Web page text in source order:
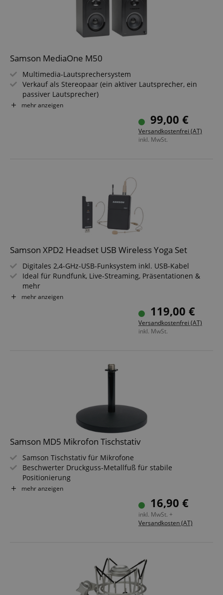
Samson MediaOne M50
Multimedia-Lautsprechersystem
Verkauf als Stereopaar (ein aktiver Lautsprecher, ein
passiver Lautsprecher)
Ideal in Heimstudios für Musikwiedergabe, Produktion,
5,25"-Polypropylen-Tieftöner mit Butylsicke
mehr anzeigen
99,00 €
Versandkostenfrei (AT)
inkl. MwSt.
Samson XPD2 Headset USB Wireless Yoga Set
Digitales 2,4-GHz-USB-Funksystem inkl. USB-Kabel
Ideal für Rundfunk, Live-Streaming, Präsentationen &
mehr
Plug-and-Play-Betrieb mit Mac & Windows
Receiver verfügt über einen 3,5-mm-Kopfhörer- /
PXD1 Beltpack Sender mit Samson DE5 Micro Headset
mehr anzeigen
119,00 €
Versandkostenfrei (AT)
inkl. MwSt.
Samson MD5 Mikrofon Tischstativ
Samson Tischstativ für Mikrofone
Beschwerter Druckguss-Metallfuß für stabile
Positionierung
5/8"-Gewinde
Kompatibel mit jedem Standard-Mikrofonclip
Durchmesser Sockel: ca. 16 cm; Höhe: ca. 13 cm
mehr anzeigen
16,90 €
inkl. MwSt. +
Versandkosten (AT)